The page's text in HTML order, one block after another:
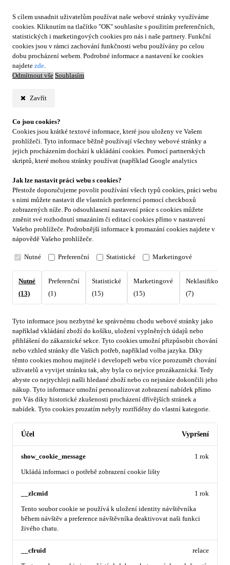
S cílem usnadnit uživatelům používat naše webové stránky využíváme
cookies. Kliknutím na tlačítko "OK" souhlasíte s použitím preferenčních,
statistických i marketingových cookies pro nás i naše partnery. Funkční
cookies jsou v rámci zachování funkčnosti webu používány po celou
dobu procházení webem. Podrobné informace a nastavení ke cookies
najdete zde.
Odmítnout vše Souhlasím
Zavřít
Co jsou cookies?
Cookies jsou krátké textové informace, které jsou uloženy ve Vašem
prohlížeči. Tyto informace běžně používají všechny webové stránky a
jejich procházením dochází k ukládání cookies. Pomocí partnerských
skriptů, které mohou stránky používat (například Google analytics
Jak lze nastavit práci webu s cookies?
Přestože doporučujeme povolit používání všech typů cookies, práci webu
s nimi můžete nastavit dle vlastních preferencí pomocí checkboxů
zobrazených níže. Po odsouhlasení nastavení práce s cookies můžete
změnit své rozhodnutí smazáním či editací cookies přímo v nastavení
Vašeho prohlížeče. Podrobnější informace k promazání cookies najdete v
nápovědě Vašeho prohlížeče.
Nutné Preferenční Statistické Marketingové
Nutné
(13)
Preferenční
(1)
Statistické
(15)
Marketingové
(15)
(7)
Tyto informace jsou nezbytné ke správnému chodu webové stránky jako
například vkládání zboží do košíku, uložení vyplněných údajů nebo
přihlášení do zákaznické sekce. Tyto cookies umožní přizpůsobit chování
nebo vzhled stránky dle Vašich potřeb, například volba jazyka. Díky
těmto cookies mohou majitelé i developeři webu více porozumět chování
uživatelů a vyvijet stránku tak, aby byla co nejvíce prozákaznická. Tedy
abyste co nejrychleji našli hledané zboží nebo co nejsnáze dokončili jeho
nákup. Tyto informace umožní personalizovat zobrazení nabídek přímo
pro Vás díky historické zkušenosti procházení dřívějších stránek a
nabídek. Tyto cookies prozatím nebyly roztříděny do vlastní kategorie.
Účel Vypršení
show_cookie_message
Ukládá informaci o potřebě zobrazení cookie lišty
1 rok
__zlcmid
Tento soubor cookie se používá k uložení identity návštěvníka
během návštěv a preference návštěvníka deaktivovat naši funkci
živého chatu.
1 rok
__cfruid relace